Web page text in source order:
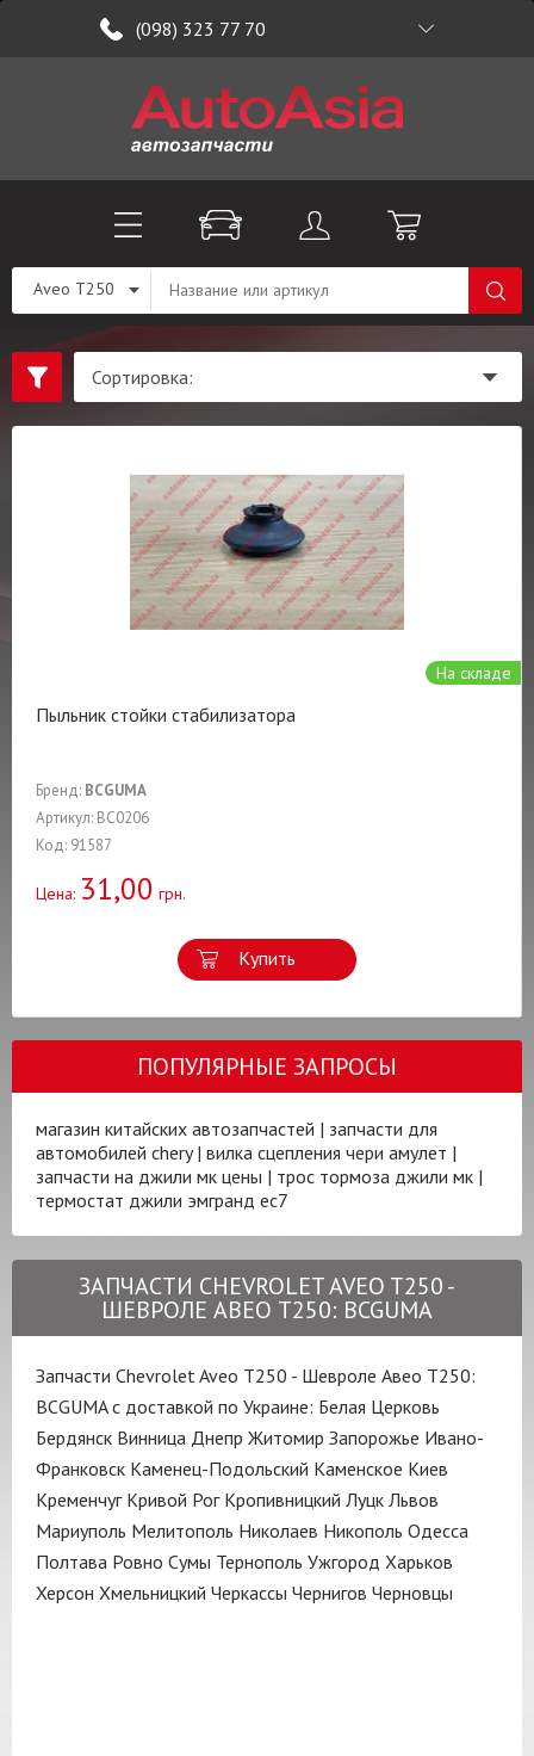
(098) 323 77 70
Aveo T250
На складе
Пыльник стойки стабилизатора
Бренд: BCGUMA
Артикул: BC0206
Код: 91587
Цена: 31,00 грн.
Купить
ПОПУЛЯРНЫЕ ЗАПРОСЫ
магазин китайских автозапчастей | запчасти для
автомобилей chery| вилка сцепления чери амулет |
запчасти на джили мк цены | трос тормоза джили мк |
термостат джили эмгранд ес7
ЗАПЧАСТИ CHEVROLET AVEO T250 -
ШЕВРОЛЕ АВЕО Т250: BCGUMA
Запчасти Chevrolet Aveo T250 - Шевроле Авео Т250:
BCGUMA с доставкой по Украине: Белая Церковь
Бердянск Винница Днепр Житомир Запорожье Ивано-
Франковск Каменец-Подольский Каменское Киев
Кременчуг Кривой Рог Кропивницкий Луцк Львов
Мариуполь Мелитополь Николаев Никополь Одесса
Полтава Ровно Сумы Тернополь Ужгород Харьков
Херсон Хмельницкий Черкассы Чернигов Черновцы